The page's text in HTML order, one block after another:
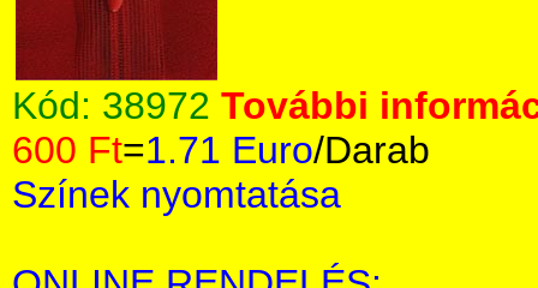
Kód: 38972 További
600 Ft=1.71 Euro/Darab
Színek nyomtatása